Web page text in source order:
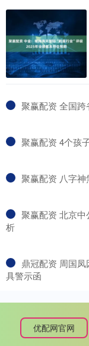
聚赢配资 全国
聚赢配资 4个孩
聚赢配资 八字
聚赢配资 北京
析
鼎冠配资 周国
具警示函
优配网官网